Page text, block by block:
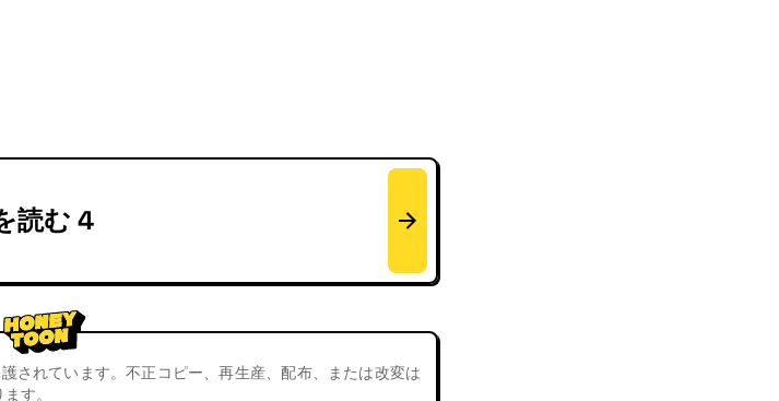
読む 4
されています。不正コピー、再生産、配布、または改変は
す。